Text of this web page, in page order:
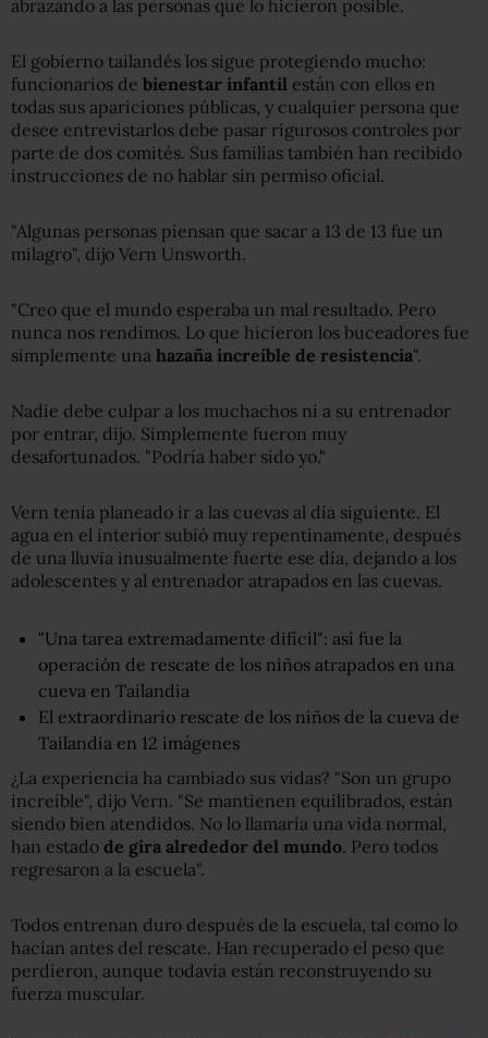
abrazando a las personas que lo hicieron posible.
El gobierno tailandés los sigue protegiendo mucho:
funcionarios de bienestar infantil están con ellos en
todas sus apariciones públicas, y cualquier persona que
desee entrevistarlos debe pasar rigurosos controles por
parte de dos comités. Sus familias también han recibido
instrucciones de no hablar sin permiso oficial.
"Algunas personas piensan que sacar a 13 de 13 fue un
milagro", dijo Vern Unsworth.
"Creo que el mundo esperaba un mal resultado. Pero
nunca nos rendimos. Lo que hicieron los buceadores fue
simplemente una hazaña increíble de resistencia".
Nadie debe culpar a los muchachos ni a su entrenador
por entrar, dijo. Simplemente fueron muy
desafortunados. "Podría haber sido yo."
Vern tenía planeado ir a las cuevas al día siguiente. El
agua en el interior subió muy repentinamente, después
de una lluvia inusualmente fuerte ese día, dejando a los
adolescentes y al entrenador atrapados en las cuevas.
"Una tarea extremadamente difícil": así fue la
operación de rescate de los niños atrapados en una
cueva en Tailandia
El extraordinario rescate de los niños de la cueva de
Tailandia en 12 imágenes
¿La experiencia ha cambiado sus vidas? "Son un grupo
increíble", dijo Vern. "Se mantienen equilibrados, están
siendo bien atendidos. No lo llamaría una vida normal,
han estado de gira alrededor del mundo. Pero todos
regresaron a la escuela".
Todos entrenan duro después de la escuela, tal como lo
hacían antes del rescate. Han recuperado el peso que
perdieron, aunque todavía están reconstruyendo su
fuerza muscular.